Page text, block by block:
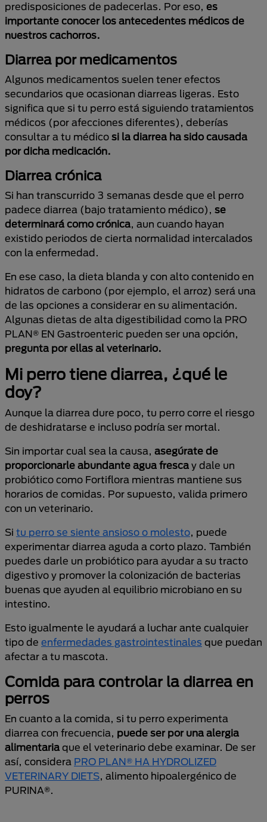
predisposiciones de padecerlas. Por eso, es
importante conocer los antecedentes médicos de
nuestros cachorros.
Diarrea por medicamentos
Algunos medicamentos suelen tener efectos
secundarios que ocasionan diarreas ligeras. Esto
significa que si tu perro está siguiendo tratamientos
médicos (por afecciones diferentes), deberías
consultar a tu médico si la diarrea ha sido causada
por dicha medicación.
Diarrea crónica
Si han transcurrido 3 semanas desde que el perro
padece diarrea (bajo tratamiento médico), se
determinará como crónica, aun cuando hayan
existido periodos de cierta normalidad intercalados
con la enfermedad.
En ese caso, la dieta blanda y con alto contenido en
hidratos de carbono (por ejemplo, el arroz) será una
de las opciones a considerar en su alimentación.
Algunas dietas de alta digestibilidad como la PRO
PLAN® EN Gastroenteric pueden ser una opción,
pregunta por ellas al veterinario.
Mi perro tiene diarrea, ¿qué le
doy?
Aunque la diarrea dure poco, tu perro corre el riesgo
de deshidratarse e incluso podría ser mortal.
Sin importar cual sea la causa, asegúrate de
proporcionarle abundante agua fresca y dale un
probiótico como Fortiflora mientras mantiene sus
horarios de comidas. Por supuesto, valida primero
con un veterinario.
Si tu perro se siente ansioso o molesto, puede
experimentar diarrea aguda a corto plazo. También
puedes darle un probiótico para ayudar a su tracto
digestivo y promover la colonización de bacterias
buenas que ayuden al equilibrio microbiano en su
intestino.
Esto igualmente le ayudará a luchar ante cualquier
tipo de enfermedades gastrointestinales que puedan
afectar a tu mascota.
Comida para controlar la diarrea en
perros
En cuanto a la comida, si tu perro experimenta
diarrea con frecuencia, puede ser por una alergia
alimentaria que el veterinario debe examinar. De ser
así, considera PRO PLAN® HA HYDROLIZED
VETERINARY DIETS, alimento hipoalergénico de
PURINA®.